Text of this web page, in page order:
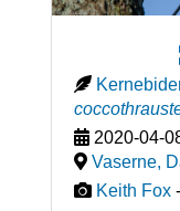
2020-04-
Vaserne,
Keith Fox -